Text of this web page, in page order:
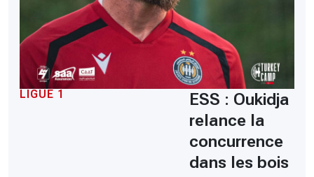
LIGUE 1
ESS : Oukidja
relance la
concurrence
dans les bois